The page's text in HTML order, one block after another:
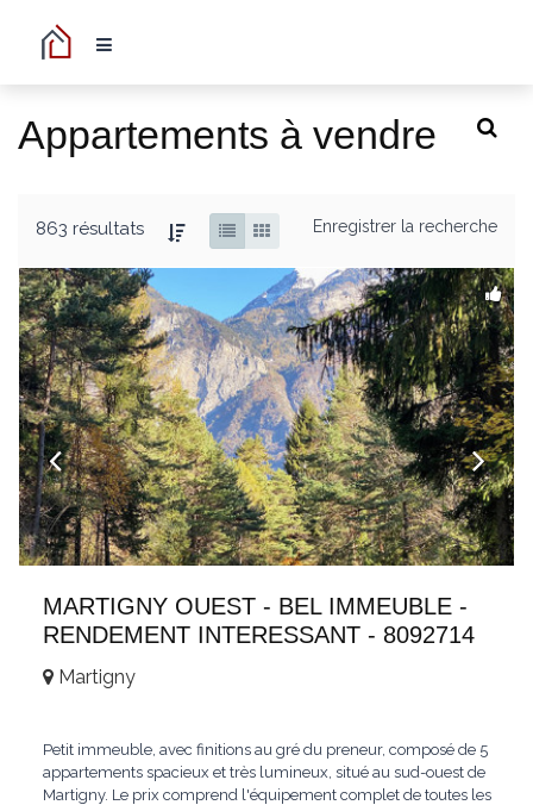
Appartements à vendre
863 résultats Enregistrer la recherche
MARTIGNY OUEST - BEL IMMEUBLE -
RENDEMENT INTERESSANT - 8092714
Martigny
Petit immeuble, avec finitions au gré du preneur, composé de 5
appartements spacieux et très lumineux, situé au sud-ouest de
Martigny. Le prix comprend l'équipement complet de toutes les